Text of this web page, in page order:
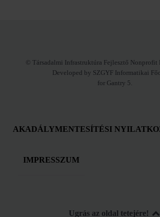
© Társadalmi Infrastruktúra Fejlesztő Nonprofit
Developed by SZGYF Informatikai
for Gantry 5.
AKADÁLYMENTESÍTÉSI
IMPRESSZUM
Ugrás az oldal tetejére!